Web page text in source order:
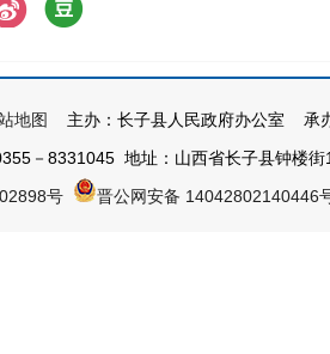
地图
主办：长子县人民政府办公室 承
－8331045 地址：山西省长子县钟楼
号
晋公网安备 14042802140446